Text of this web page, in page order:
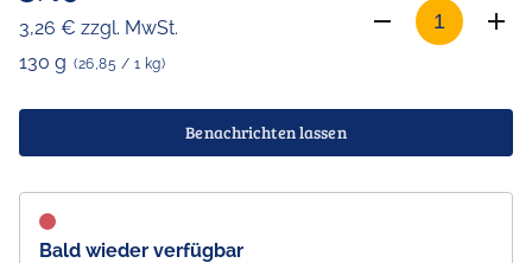
3,26 € zzgl. MwSt.
130 g (26,85 / 1 kg)
Benachrichten lassen
Bald wieder verfügbar